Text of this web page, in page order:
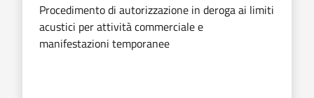
Procedimento di autorizzazione in deroga ai limiti
acustici per attività commerciale e
manifestazioni temporanee